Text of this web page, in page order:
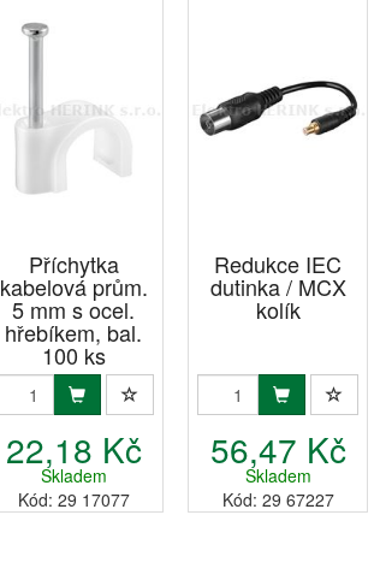
Příchytka
kabelová prům.
5 mm s ocel.
hřebíkem, bal.
100 ks
22,18 Kč
Skladem
Kód: 29 17077
Redukce IEC
dutinka / MCX
kolík
56,47 Kč
Skladem
Kód: 29 67227